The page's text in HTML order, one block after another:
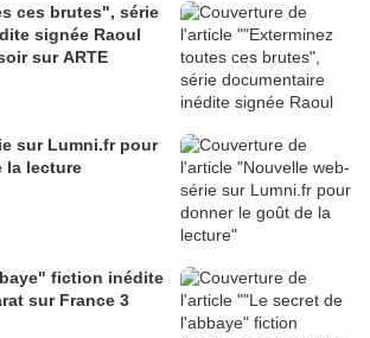
ces brutes", série
signée Raoul
sur ARTE
sur Lumni.fr pour
la lecture
fiction inédite
sur France 3